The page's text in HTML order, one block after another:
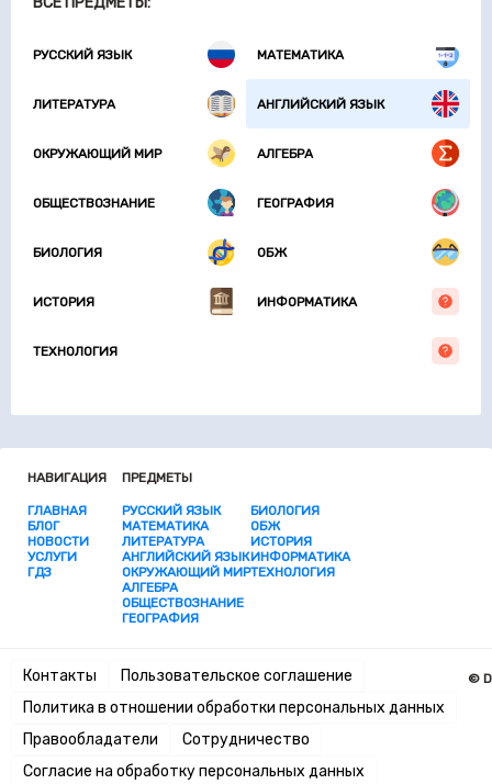
РУССКИЙ ЯЗЫК МАТЕМАТИКА
ЛИТЕРАТУРА АНГЛИЙСКИЙ ЯЗЫК
ОКРУЖАЮЩИЙ МИР АЛГЕБРА
ОБЩЕСТВОЗНАНИЕ ГЕОГРАФИЯ
БИОЛОГИЯ ОБЖ
ИСТОРИЯ ИНФОРМАТИКА
ТЕХНОЛОГИЯ
НАВИГАЦИЯ
ГЛАВНАЯ
БЛОГ
НОВОСТИ
УСЛУГИ
ГДЗ
ПРЕДМЕТЫ
РУССКИЙ ЯЗЫК
МАТЕМАТИКА
ЛИТЕРАТУРА
АНГЛИЙСКИЙ ЯЗЫК
ОКРУЖАЮЩИЙ МИР
АЛГЕБРА
ОБЩЕСТВОЗНАНИЕ
ГЕОГРАФИЯ
БИОЛОГИЯ
ОБЖ
ИСТОРИЯ
ИНФОРМАТИКА
ТЕХНОЛОГИЯ
Контакты
Пользовательское соглашение
Политика в отношении обработки персональных данных
Правообладатели
Сотрудничество
Согласие на обработку персональных данных
©